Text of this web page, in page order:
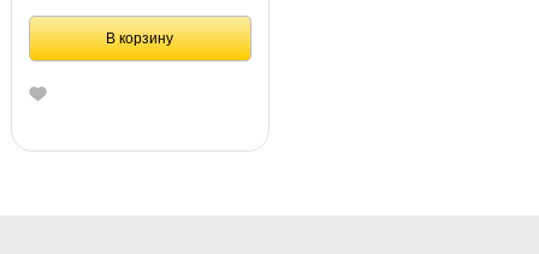
В корзину